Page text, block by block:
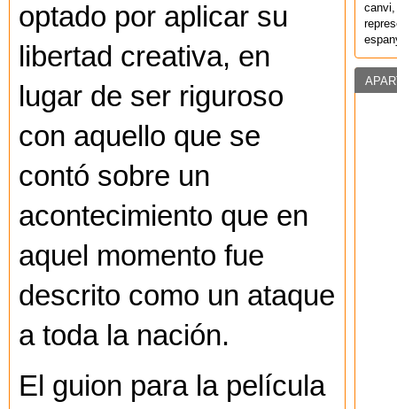
optado por aplicar su
libertad creativa, en
lugar de ser riguroso
con aquello que se
contó sobre un
acontecimiento que en
aquel momento fue
descrito como un ataque
a toda la nación.
El guion para la película
canvi,